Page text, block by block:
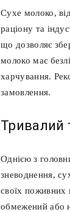
Сухе молоко,
раціону та
що дозволяє
молоко має
харчування.
замовлення.
Тривалий
Однією з
зневоднення,
своїх поживних
обмежений або